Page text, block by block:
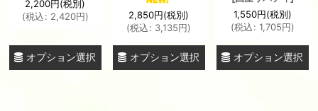
2,200円(税別)
(税込: 2,420円)
オプション選択
2,850円(税別)
(税込: 3,135円)
オプション選択
1,550円(税別)
(税込: 1,705円)
オプション選択